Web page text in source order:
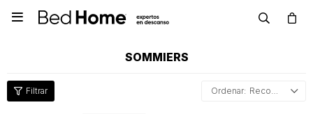

SOMMIERS
Recomendados